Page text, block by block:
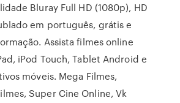
Bluray Full HD (1080p), HD
em português, grátis e
Assista filmes online
iPod Touch, Tablet Android e
móveis. Mega Filmes,
Super Cine Online, Vk